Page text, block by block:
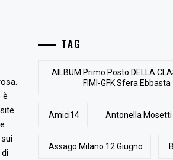
è
TAG
AlLBUM Primo Posto DELLA
FIMI-GFK Sfera Ebbasta
Amici14 Antonella Mosetti
Assago Milano 12 Giugno